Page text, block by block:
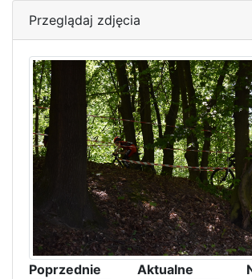
Przeglądaj zdjęcia
Poprzednie Aktualne